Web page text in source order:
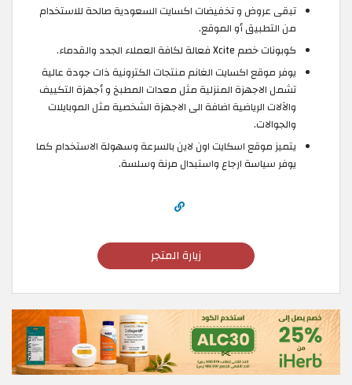
تبقى عروض و تخفيضات اكسايت السعودية صالحة للاستخدام
من التطبيق أو الموقع.
كوبونات خصم Xcite فعالة لكافة العملاء الجدد والقدماء.
يوفر موقع اكسايت الغانم منتجات الكترونية ذات جودة عالية
تشمل الاجهزة المنزلية مثل معدات المطبخ و أجهزة التكييف
والآلات الرياضية اضافة الى الاجهزة الشخصية مثل الموبايلات
والجوالات.
يتميز موقع اسكايت اون لاين بالسرعة وسهولة الاستخدام كما
يوفر سياسة ارجاع واستبدال مرنة وسلسة.
زيارة المتجر